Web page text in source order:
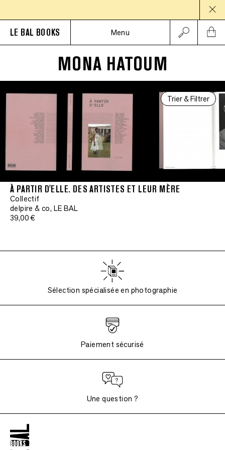
LE BAL BOOKS Menu
MONA HATOUM
Trier & Filtrer
À PARTIR D'ELLE. DES ARTISTES ET LEUR MÈRE
Collectif
delpire & co, LE BAL
39,00 €
Sélection spécialisée en photographie
Paiement sécurisé
Une question ?